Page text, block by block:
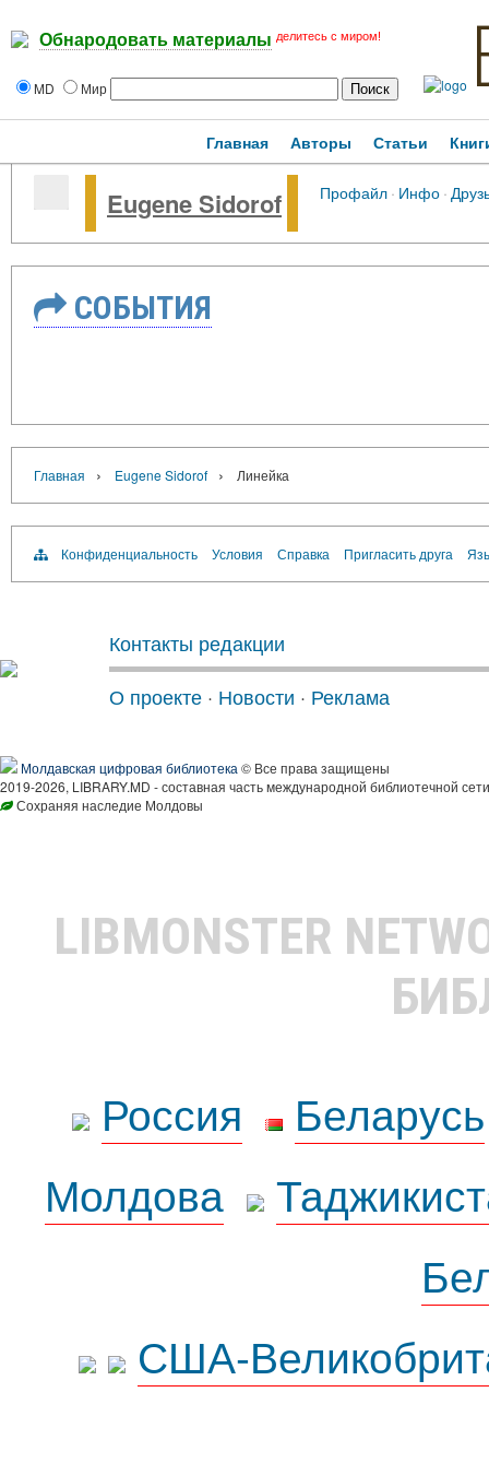
Обнародовать материалы делитесь с миром!
MD Мир
Главная Авторы Статьи
Eugene Sidorof Профайл· Инфо·
СОБЫТИЯ
Главная › Eugene Sidorof › Линейка
Конфиденциальность Условия Справка Пригласить друга
Контакты редакции
О проекте · Новости · Реклама
Молдавская цифровая библиотека © Все права защищены
2019-2026, LIBRARY.MD - составная часть международной библиотечной
Сохраняя наследие Молдовы
LIBMONSTER
Россия
Беларусь
Молдова
США-